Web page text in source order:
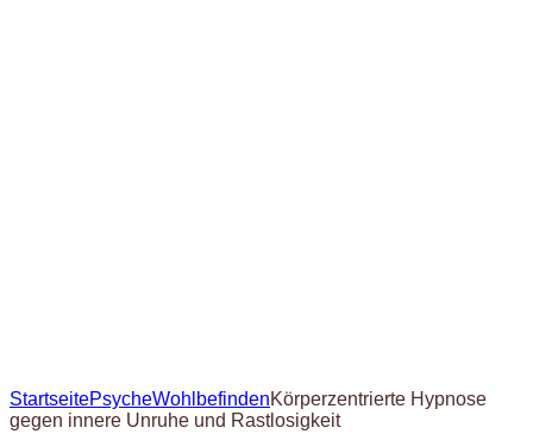
StartseitePsycheWohlbefindenKörperzentrierte Hypnose
gegen innere Unruhe und Rastlosigkeit